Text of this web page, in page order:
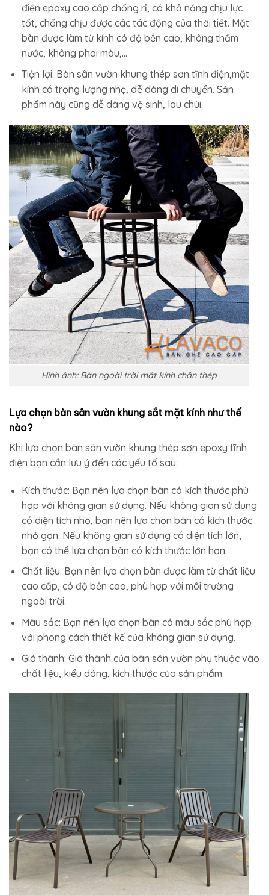
điện epoxy cao cấp chống rỉ, có khả năng chịu lực
tốt, chống chịu được các tác động của thời tiết. Mặt
bàn được làm từ kính có độ bền cao, không thấm
nước, không phai màu,…
Tiện lợi: Bàn sân vườn khung thép sơn tĩnh điện,mặt
kính có trọng lượng nhẹ, dễ dàng di chuyển. Sản
phẩm này cũng dễ dàng vệ sinh, lau chùi.
Hình ảnh: Bàn ngoài trời mặt kính chân thép
Lựa chọn bàn sân vườn khung sắt mặt kính như thế
nào?
Khi lựa chọn bàn sân vườn khung thép sơn epoxy tĩnh
điện bạn cần lưu ý đến các yếu tố sau:
Kích thước: Bạn nên lựa chọn bàn có kích thước phù
hợp với không gian sử dụng. Nếu không gian sử dụng
có diện tích nhỏ, bạn nên lựa chọn bàn có kích thước
nhỏ gọn. Nếu không gian sử dụng có diện tích lớn,
bạn có thể lựa chọn bàn có kích thước lớn hơn.
Chất liệu: Bạn nên lựa chọn bàn được làm từ chất liệu
cao cấp, có độ bền cao, phù hợp với môi trường
ngoài trời.
Màu sắc: Bạn nên lựa chọn bàn có màu sắc phù hợp
với phong cách thiết kế của không gian sử dụng.
Giá thành: Giá thành của bàn sân vườn phụ thuộc vào
chất liệu, kiểu dáng, kích thước của sản phẩm.